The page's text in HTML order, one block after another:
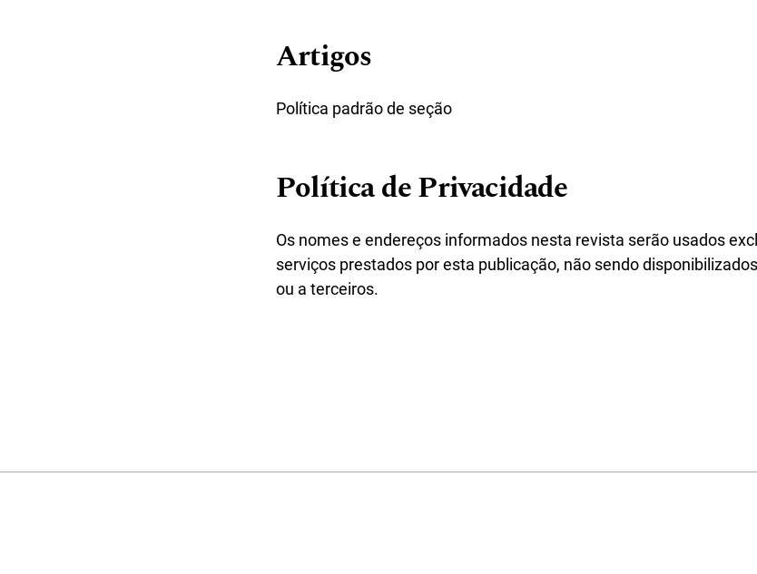
Artigos
Política padrão de seção
Política de Privacidade
Os nomes e endereços informados nesta revista serão usados
serviços prestados por esta publicação, não sendo
ou a terceiros.